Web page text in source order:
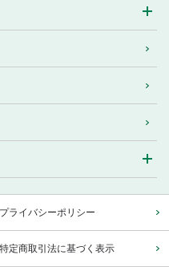
プライバシーポリシー
特定商取引法に基づく表示